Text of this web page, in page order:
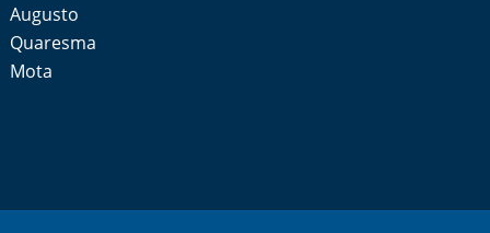
Augusto
Quaresma
Mota